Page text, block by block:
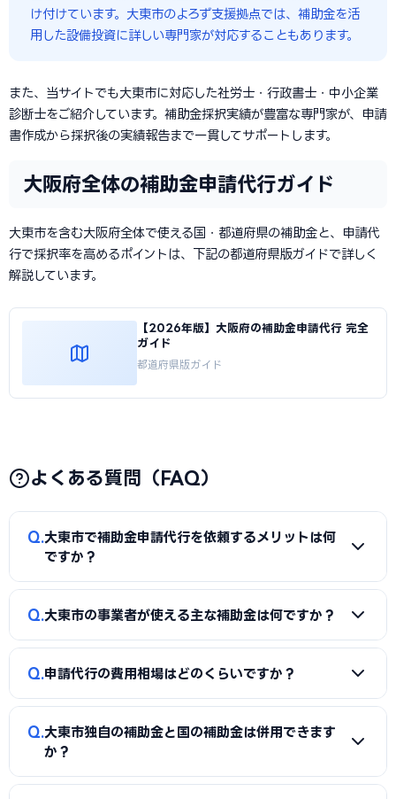
け付けています。大東市のよろず支援拠点では、補助金を活
用した設備投資に詳しい専門家が対応することもあります。
また、当サイトでも大東市に対応した社労士・行政書士・中小企業
診断士をご紹介しています。補助金採択実績が豊富な専門家が、申請
書作成から採択後の実績報告まで一貫してサポートします。
大阪府全体の補助金申請代行ガイド
大東市を含む大阪府全体で使える国・都道府県の補助金と、申請代
行で採択率を高めるポイントは、下記の都道府県版ガイドで詳しく
解説しています。
【2026年版】大阪府の補助金申請代行 完全
ガイド
都道府県版ガイド
よくある質問（FAQ）
Q 大東市で補助金申請代行を依頼するメリットは何
ですか？
A
補助金は事業計画書の完成度で採択率が大きく変わりま
成、必要書類の整備、申請システム（電子申請）の操作、採
択後の実績報告まで一貫してサポートを受けられます。本業に
Q 大東市の事業者が使える主な補助金は何ですか？
A
国の「ものづくり補助金」「IT導入補助金」「小規模事
投資補助金」に加え、大東市独自の補助金・助成金が活用で
きます。詳しくは本記事の「大東市独自の補助金制度」「国
の主要補助金」の各セクションをご覧ください。
Q 申請代行の費用相場はどのくらいですか？
A
一般的に「着手金（無料〜数万円）＋成功報酬（採択額
の10〜15%程度）」の体系が多く、完全成功報酬型の事務所
約前に見積もりと報酬条件を必ず確認しましょう。当サイト
Q 大東市独自の補助金と国の補助金は併用できます
か？